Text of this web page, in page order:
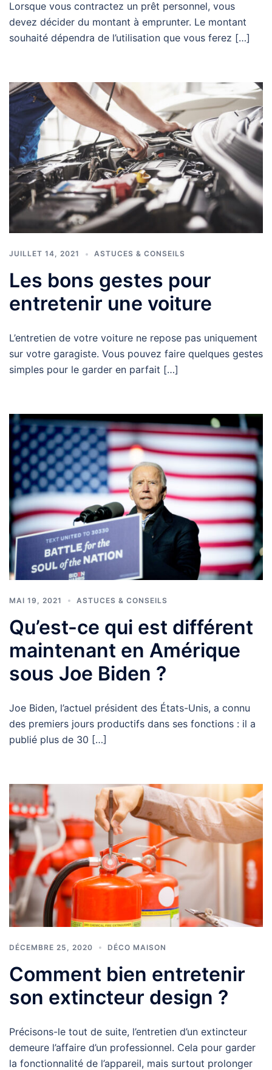
Lorsque vous contractez un prêt personnel, vous
devez décider du montant à emprunter. Le montant
souhaité dépendra de l’utilisation que vous ferez […]
JUILLET 14, 2021 ASTUCES & CONSEILS
Les bons gestes pour
entretenir une voiture
L’entretien de votre voiture ne repose pas uniquement
sur votre garagiste. Vous pouvez faire quelques gestes
simples pour le garder en parfait […]
MAI 19, 2021 ASTUCES & CONSEILS
Qu’est-ce qui est différent
maintenant en Amérique
sous Joe Biden ?
Joe Biden, l’actuel président des États-Unis, a connu
des premiers jours productifs dans ses fonctions : il a
publié plus de 30 […]
DÉCEMBRE 25, 2020 DÉCO MAISON
Comment bien entretenir
son extincteur design ?
Précisons-le tout de suite, l’entretien d’un extincteur
demeure l’affaire d’un professionnel. Cela pour garder
la fonctionnalité de l’appareil, mais surtout prolonger